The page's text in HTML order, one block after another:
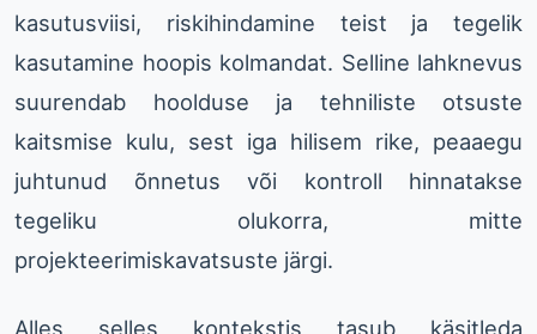
kasutusviisi, riskihindamine teist ja tegelik
kasutamine hoopis kolmandat. Selline lahknevus
suurendab hoolduse ja tehniliste otsuste
kaitsmise kulu, sest iga hilisem rike, peaaegu
juhtunud õnnetus või kontroll hinnatakse
tegeliku olukorra, mitte
projekteerimiskavatsuste järgi.
Alles selles kontekstis tasub käsitleda